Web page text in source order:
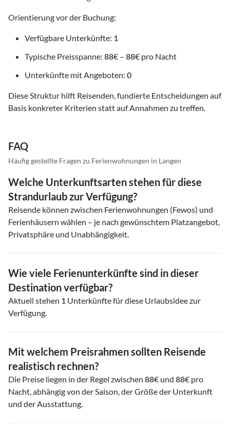
Orientierung vor der Buchung:
Verfügbare Unterkünfte: 1
Typische Preisspanne: 88€ – 88€ pro Nacht
Unterkünfte mit Angeboten: 0
Diese Struktur hilft Reisenden, fundierte Entscheidungen auf
Basis konkreter Kriterien statt auf Annahmen zu treffen.
FAQ
Häufig gestellte Fragen zu Ferienwohnungen in Langen
Welche Unterkunftsarten stehen für diese
Strandurlaub zur Verfügung?
Reisende können zwischen Ferienwohnungen (Fewos) und
Ferienhäusern wählen – je nach gewünschtem Platzangebot,
Privatsphäre und Unabhängigkeit.
Wie viele Ferienunterkünfte sind in dieser
Destination verfügbar?
Aktuell stehen 1 Unterkünfte für diese Urlaubsidee zur
Verfügung.
Mit welchem Preisrahmen sollten Reisende
realistisch rechnen?
Die Preise liegen in der Regel zwischen 88€ und 88€ pro
Nacht, abhängig von der Saison, der Größe der Unterkunft
und der Ausstattung.